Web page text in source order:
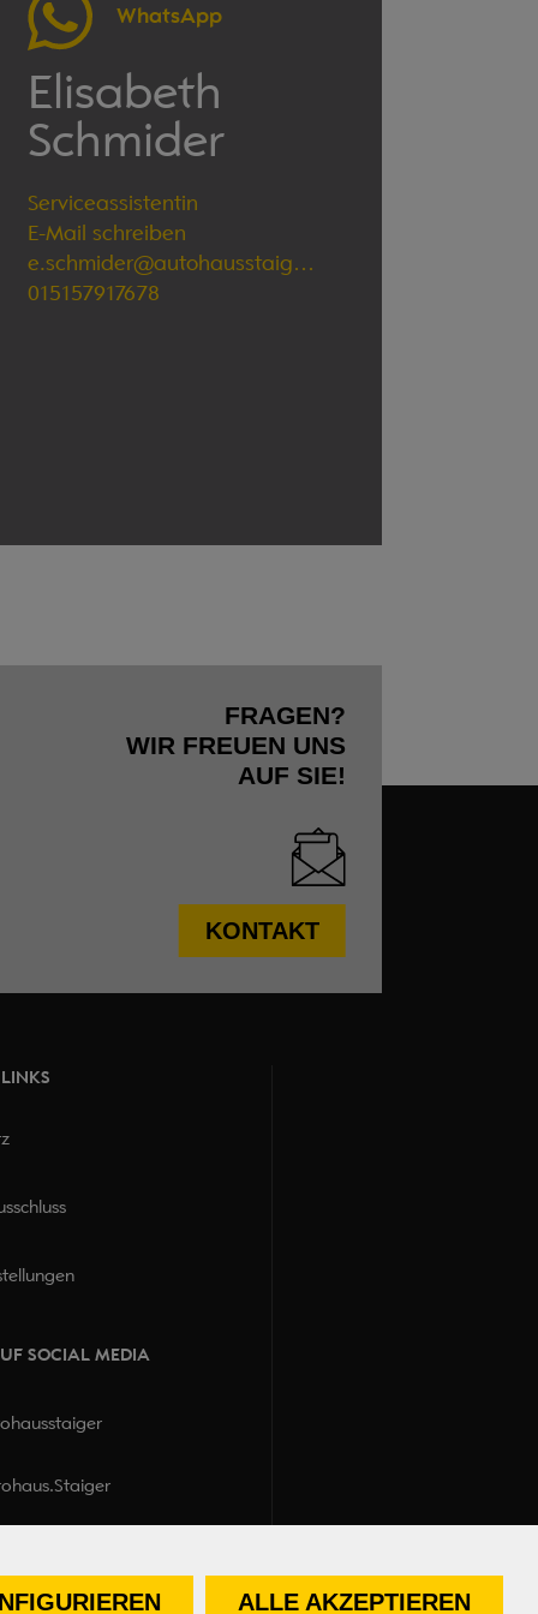
ALLE AKZEPTIEREN
WhatsApp
Elisabeth
Schmider
Serviceassistentin
E-Mail schreiben
e.schmider@autohausstaiger.de
015157917678
FRAGEN?
WIR FREUEN UNS
AUF SIE!
KONTAKT
SOCIAL MEDIA